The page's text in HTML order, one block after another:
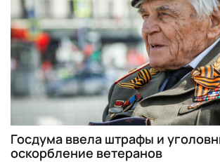
Госдума ввела штрафы и
оскорбление ветеранов